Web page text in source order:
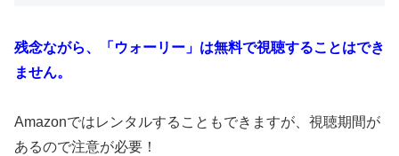
残念ながら、「ウォーリー」は無料で視聴することはでき
ません。
Amazonではレンタルすることもできますが、視聴期間が
あるので注意が必要！